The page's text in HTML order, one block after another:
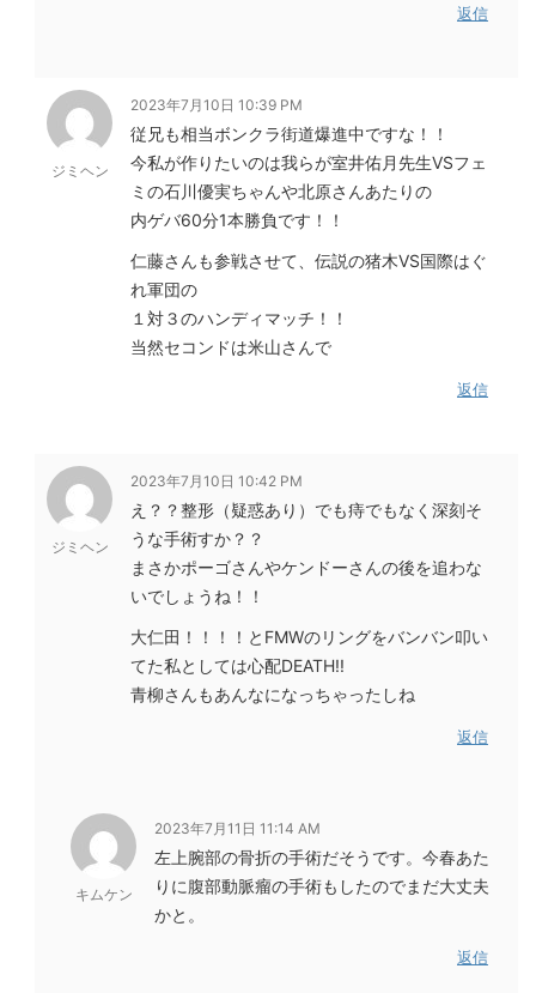
返信
ジミヘン
2023年7月10日 10:39 PM
従兄も相当ボンクラ街道爆進中ですな！！
今私が作りたいのは我らが室井佑月先生VSフェ
ミの石川優実ちゃんや北原さんあたりの
内ゲバ60分1本勝負です！！
仁藤さんも参戦させて、伝説の猪木VS国際はぐ
れ軍団の
１対３のハンディマッチ！！
当然セコンドは米山さんで
返信
ジミヘン
2023年7月10日 10:42 PM
え？？整形（疑惑あり）でも痔でもなく深刻そ
うな手術すか？？
まさかポーゴさんやケンドーさんの後を追わな
いでしょうね！！
大仁田！！！！とFMWのリングをバンバン叩い
てた私としては心配DEATH!!
青柳さんもあんなになっちゃったしね
返信
キムケン
2023年7月11日 11:14 AM
左上腕部の骨折の手術だそうです。今春あた
りに腹部動脈瘤の手術もしたのでまだ大丈夫
かと。
返信